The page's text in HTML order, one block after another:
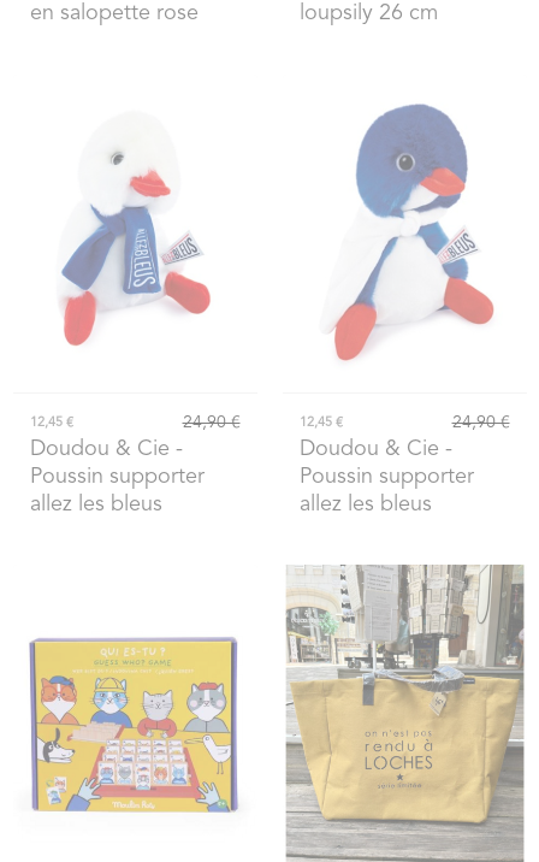
en salopette rose
loupsily 26 cm
12,45 € 24,90 €
Doudou & Cie -
Poussin supporter
allez les bleus
12,45 € 24,90 €
Doudou & Cie -
Poussin supporter
allez les bleus